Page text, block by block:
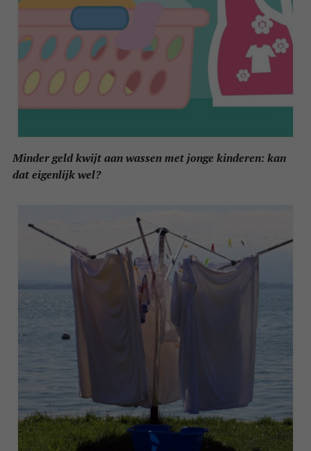
Minder geld kwijt aan wassen met jonge kinderen: kan
dat eigenlijk wel?